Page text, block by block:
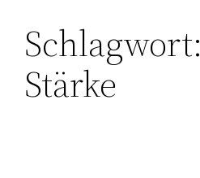
Zum
Inhalt
springen
Schlagwort:
Stärke